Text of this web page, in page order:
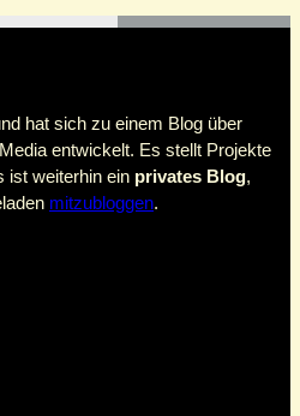
hat sich zu einem Blog über
entwickelt. Es stellt Projekte
ist weiterhin ein privates Blog,
mitzubloggen.